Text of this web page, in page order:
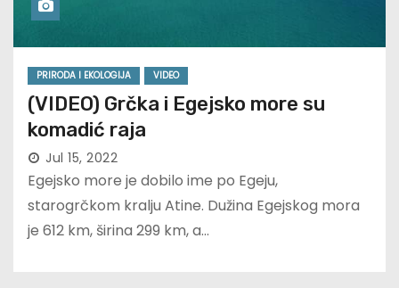
PRIRODA I EKOLOGIJA VIDEO
(VIDEO) Grčka i Egejsko more su
komadić raja
Jul 15, 2022
Egejsko more je dobilo ime po Egeju,
starogrčkom kralju Atine. Dužina Egejskog mora
je 612 km, širina 299 km, a…